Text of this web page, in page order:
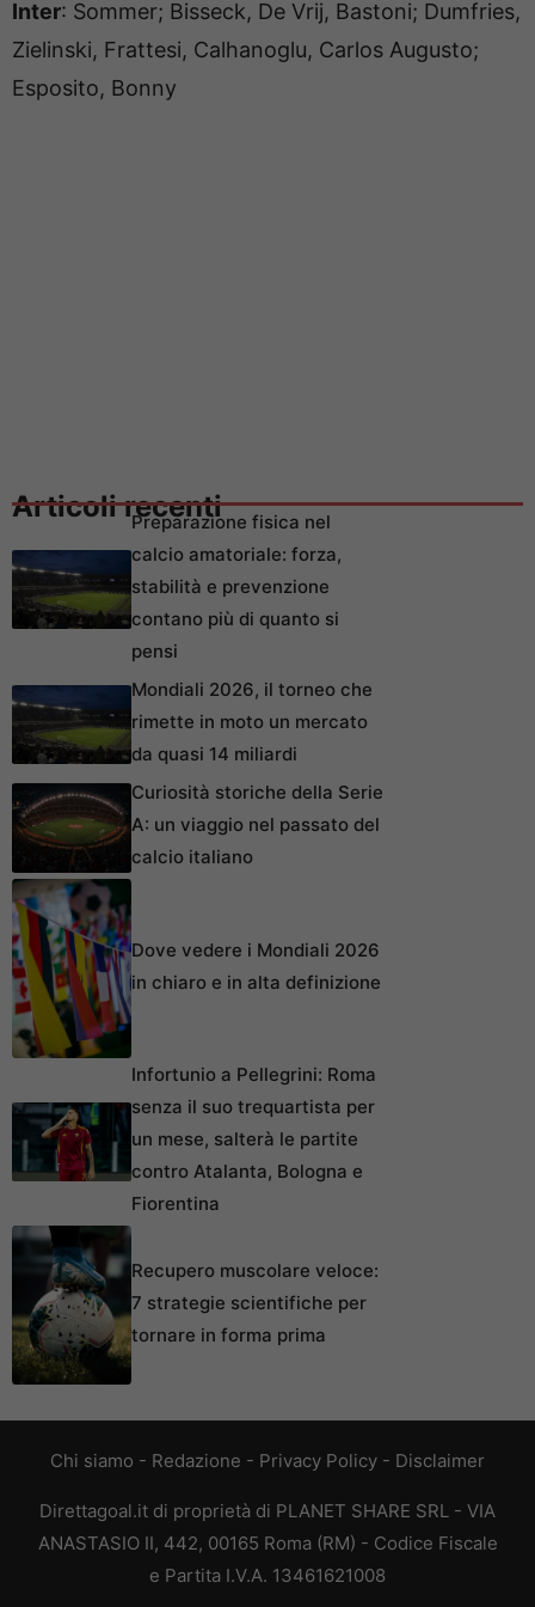
Inter: Sommer; Bisseck, De Vrij, Bastoni; Dumfries,
Zielinski, Frattesi, Calhanoglu, Carlos Augusto;
Esposito, Bonny
Articoli recentiPreparazione fisica nel
calcio amatoriale: forza,
stabilità e prevenzione
contano più di quanto si
pensi
Mondiali 2026, il torneo che
rimette in moto un mercato
da quasi 14 miliardi
Curiosità storiche della Serie
A: un viaggio nel passato del
calcio italiano
Dove vedere i Mondiali 2026
in chiaro e in alta definizione
Infortunio a Pellegrini: Roma
senza il suo trequartista per
un mese, salterà le partite
contro Atalanta, Bologna e
Fiorentina
Recupero muscolare veloce:
7 strategie scientifiche per
tornare in forma prima
Chi siamo - Redazione - Privacy Policy - Disclaimer
Direttagoal.it di proprietà di PLANET SHARE SRL - VIA
ANASTASIO II, 442, 00165 Roma (RM) - Codice Fiscale
e Partita I.V.A. 13461621008